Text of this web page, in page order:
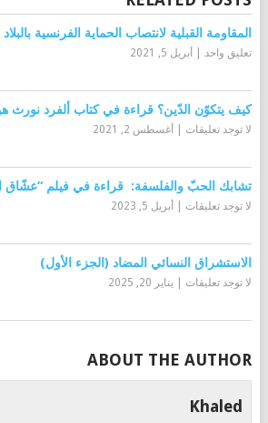
المقاومة القبلية لانتصاب الحماية الفرنسية
تعليق واحد| أبريل 5, 2021
كيف يتكوّن الدّين؟ قراءة في كتاب ألفرد نورث
لا توجد تعليقات أغسطس 2, 2021
تشابك الحبّ والفلسفة: قراءة في فيلم “عشّاق
لا توجد تعليقات أبريل 5, 2023
الاستشراق النسائي المضاد (الجزء الأول)
لا توجد تعليقات يناير 20, 2025
ABOUT THE AUTHOR
Khaled